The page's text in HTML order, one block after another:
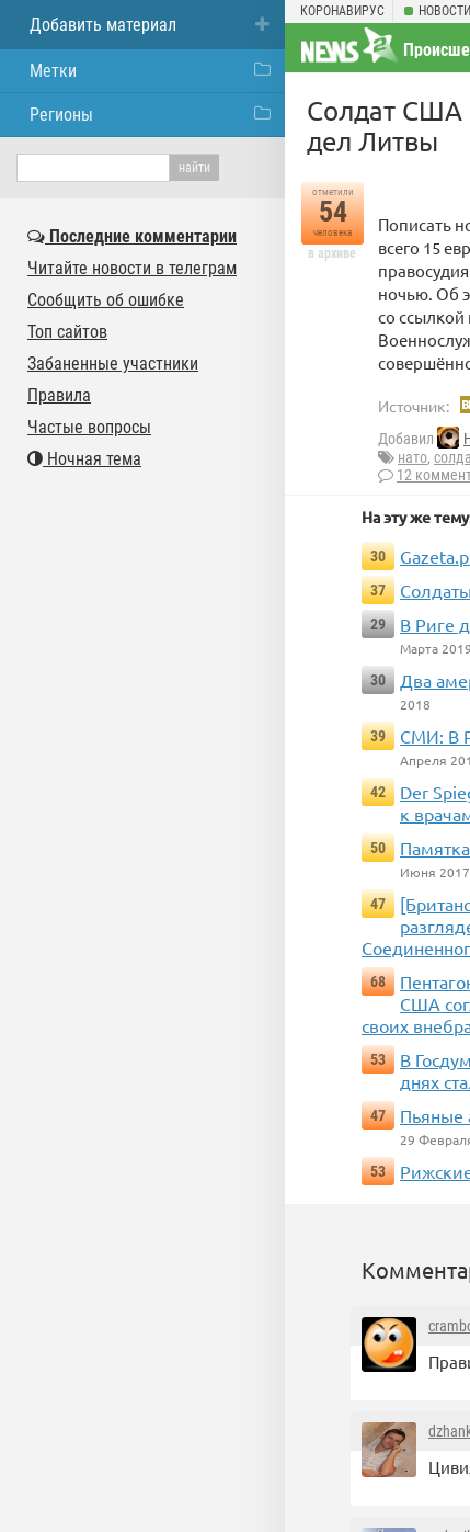
КОРОНАВИРУС НОВОСТИ
Солдат США
дел Литвы
отметили
54
человека
в архиве
Пописать
всего 15
ночью. Об
со
Источник:
Добавил
нато,
12
На эту же
30
37
29
В Риге
Марта 2019
30
Два
2018
39
СМИ: В
Апреля
42
Der
к
50
Июня 2017
47
68
США
своих
53
В
днях
47
Пьяные
29
53
Добавить материал
Метки
Регионы
Последние комментарии
Читайте новости в телеграм
Сообщить об ошибке
Топ сайтов
Забаненные участники
Правила
Частые вопросы
Ночная тема